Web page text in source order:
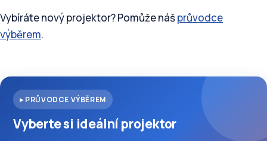
Vybíráte nový projektor? Pomůže nášprůvodce
výběrem.
▸ PRŮVODCE VÝBĚREM
Vyberte si ideální projektor